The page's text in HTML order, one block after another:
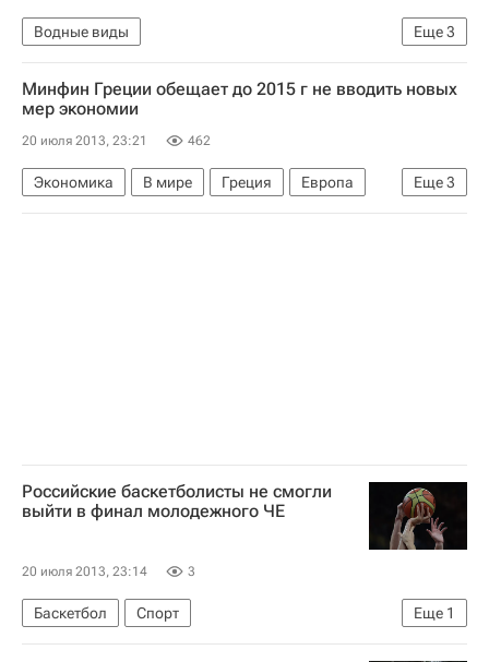
Еще3
Водные виды
Чемпионат мира по водным видам спорта в Барселоне
Чемпионат мира по водным видам спорта
Светлана Ромашина
Минфин Греции обещает до 2015 г не вводить новых
мер экономии
20 июля 2013, 23:21 462
Еще3
Экономика В мире Греция
Европа
Весь мир
Яннис Стурнарас МВФ
Российские баскетболисты не смогли
выйти в финал молодежного ЧЕ
20 июля 2013, 23:14 3
Еще 1
Баскетбол
Спорт
Чемпионат Европы по баскетболу среди юношей